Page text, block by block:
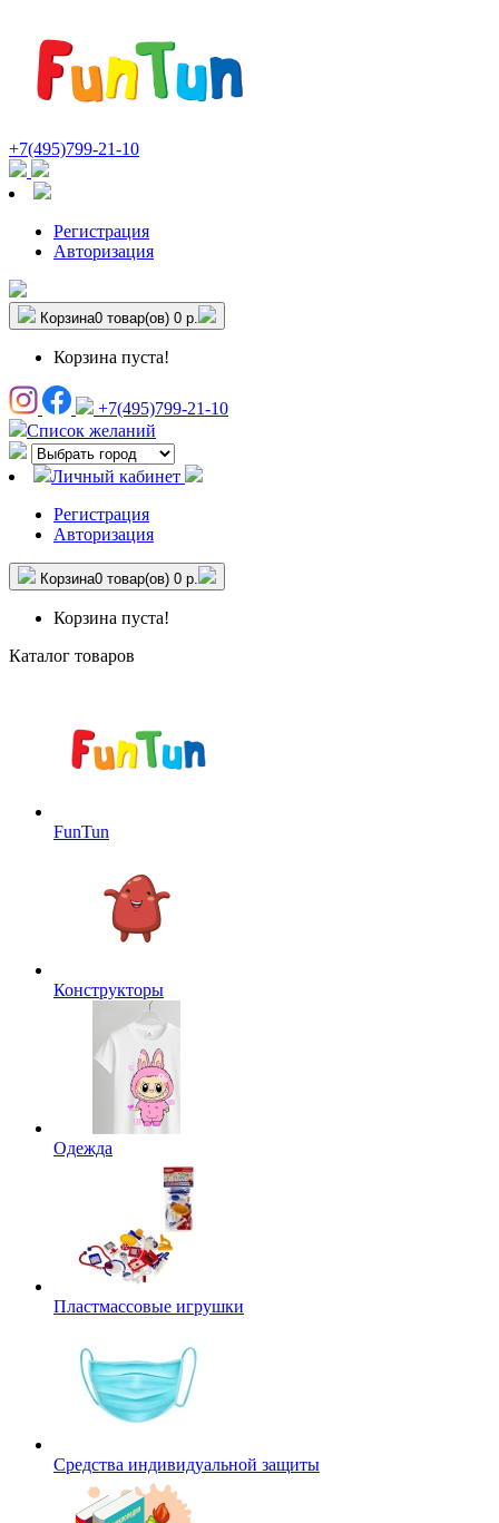
+7(495)799-21-10
Регистрация
Авторизация
Корзина0 товар(ов) 0 р.
Корзина пуста!
+7(495)799-21-10
Список желаний
Личный кабинет
Регистрация
Авторизация
Корзина0 товар(ов) 0 р.
Корзина пуста!
Каталог товаров
FunTun
Конструкторы
Одежда
Пластмассовые игрушки
Средства индивидуальной защиты